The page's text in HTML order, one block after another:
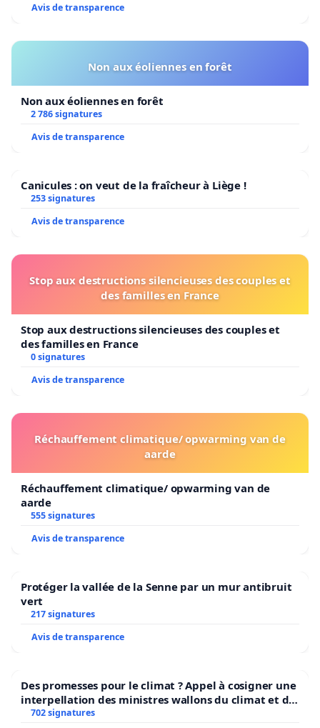
Avis de transparence
Non aux éoliennes en forêt
Non aux éoliennes en forêt
2 786 signatures
Avis de transparence
Canicules : on veut de la fraîcheur à Liège !
253 signatures
Avis de transparence
Stop aux destructions silencieuses des couples et
des familles en France
Stop aux destructions silencieuses des couples et
des familles en France
0 signatures
Avis de transparence
Réchauffement climatique/ opwarming van de
aarde
Réchauffement climatique/ opwarming van de
aarde
555 signatures
Avis de transparence
Protéger la vallée de la Senne par un mur antibruit
vert
217 signatures
Avis de transparence
Des promesses pour le climat ? Appel à cosigner une
interpellation des ministres wallons du climat et de
l’environnement.
702 signatures